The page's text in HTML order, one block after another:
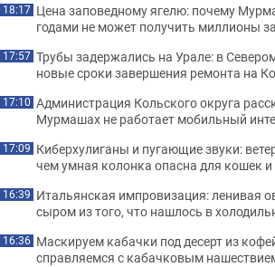
18:17 Цена заповедному ягелю: почему
годами не может получить миллионы
17:57 Трубы задержались на Урале: в
новые сроки завершения ремонта на
17:10 Администрация Кольского округа
Мурмашах не работает мобильный
17:09 Киберхулиганы и пугающие звуки:
чем умная колонка опасна для кошек и
16:39 Итальянская импровизация: ленивая
сыром из того, что нашлось в
16:36 Маскируем кабачки под десерт из
справляемся с кабачковым